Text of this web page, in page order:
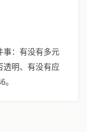
事：有没有多元
透明、有没有应